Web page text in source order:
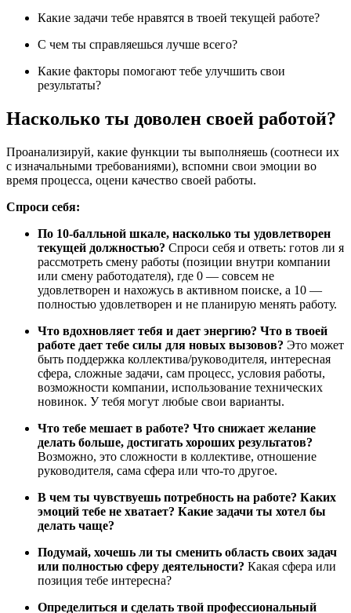
Какие задачи тебе нравятся в твоей текущей работе?
С чем ты справляешься лучше всего?
Какие факторы помогают тебе улучшить свои
результаты?
Насколько ты доволен своей работой?
Проанализируй, какие функции ты выполняешь (соотнеси их
с изначальными требованиями), вспомни свои эмоции во
время процесса, оцени качество своей работы.
Спроси себя:
По 10-балльной шкале, насколько ты удовлетворен
текущей должностью? Спроси себя и ответь: готов ли я
рассмотреть смену работы (позиции внутри компании
или смену работодателя), где 0 — совсем не
удовлетворен и нахожусь в активном поиске, а 10 —
полностью удовлетворен и не планирую менять работу.
Что вдохновляет тебя и дает энергию? Что в твоей
работе дает тебе силы для новых вызовов? Это может
быть поддержка коллектива/руководителя, интересная
сфера, сложные задачи, сам процесс, условия работы,
возможности компании, использование технических
новинок. У тебя могут любые свои варианты.
Что тебе мешает в работе? Что снижает желание
делать больше, достигать хороших результатов?
Возможно, это сложности в коллективе, отношение
руководителя, сама сфера или что-то другое.
В чем ты чувствуешь потребность на работе? Каких
эмоций тебе не хватает? Какие задачи ты хотел бы
делать чаще?
Подумай, хочешь ли ты сменить область своих задач
или полностью сферу деятельности? Какая сфера или
позиция тебе интересна?
Определиться и сделать твой профессиональный